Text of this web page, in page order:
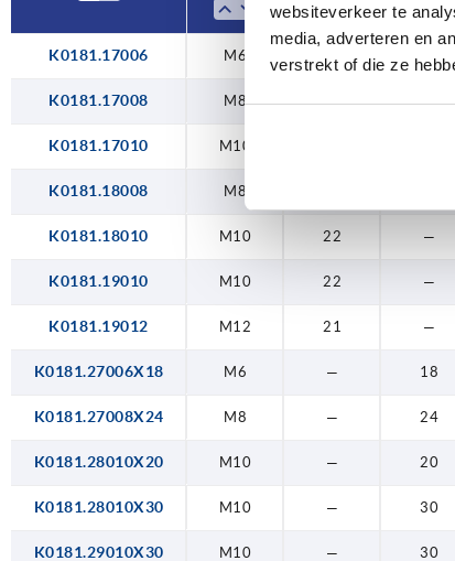
websiteverkeer te
media, adverteren en
verstrekt of die ze
K0181.17006 M6 12 —
K0181.17008 M8 14 —
K0181.17010 M10
K0181.18008 M8
K0181.18010 M10 22 —
K0181.19010 M10 22 —
K0181.19012 M12 21 —
K0181.27006X18 M6 — 18
K0181.27008X24 M8 — 24
K0181.28010X20 M10 — 20
K0181.28010X30 M10 — 30
K0181.29010X30 M10 — 30